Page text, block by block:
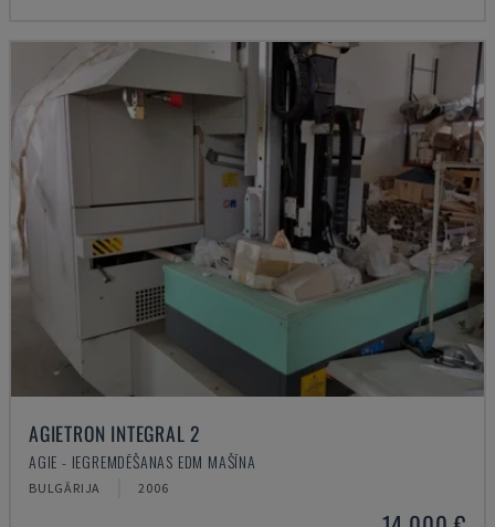
AGIETRON INTEGRAL 2
AGIE - IEGREMDĒŠANAS EDM MAŠĪNA
BULGĀRIJA 2006